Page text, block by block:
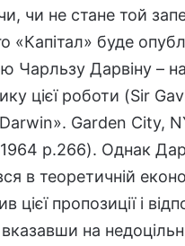
чи не стане той
«Капітал» буде
Чарльзу Дарвіну –
цієї роботи (Sir
Garden City,
p.266). Однак
в теоретичній
цієї пропозиції і
на